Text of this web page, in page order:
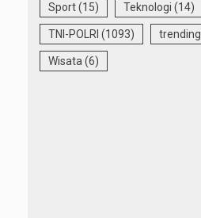
Sport(15) Teknologi (14)
TNI-POLRI (1093) trending
Wisata (6)